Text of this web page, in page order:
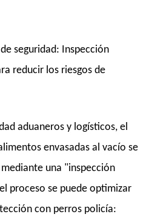
seguridad: Inspección
reducir los riesgos de
aduaneros y logísticos, el
envasadas al vacío se
una "inspección
proceso se puede optimizar
con perros policía: